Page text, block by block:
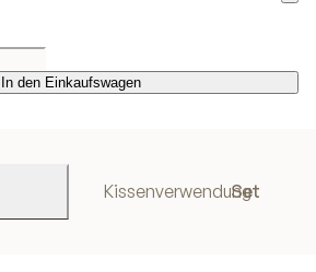
In den Einkaufswagen
In den Einkaufswagen
Kissenverwendung
Set